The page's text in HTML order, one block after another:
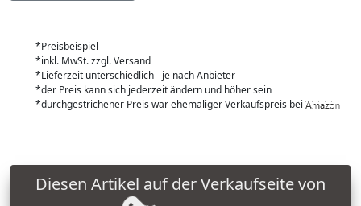
*Preisbeispiel
*inkl. MwSt. zzgl. Versand
*Lieferzeit unterschiedlich - je nach Anbieter
*der Preis kann sich jederzeit ändern und höher sein
*durchgestrichener Preis war ehemaliger Verkaufspreis bei